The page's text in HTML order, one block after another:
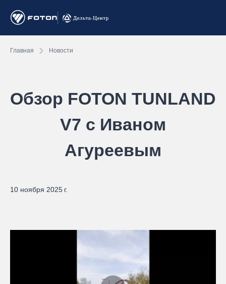
Главная Новости
Обзор FOTON TUNLAND
V7 с Иваном
Агуреевым
10 ноября 2025 г.